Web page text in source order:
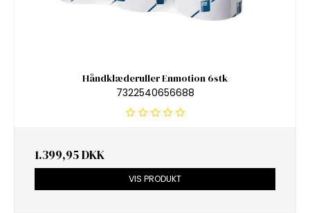
Håndklæderuller Enmotion 6stk
7322540656688
1.399,95 DKK
VIS PRODUKT